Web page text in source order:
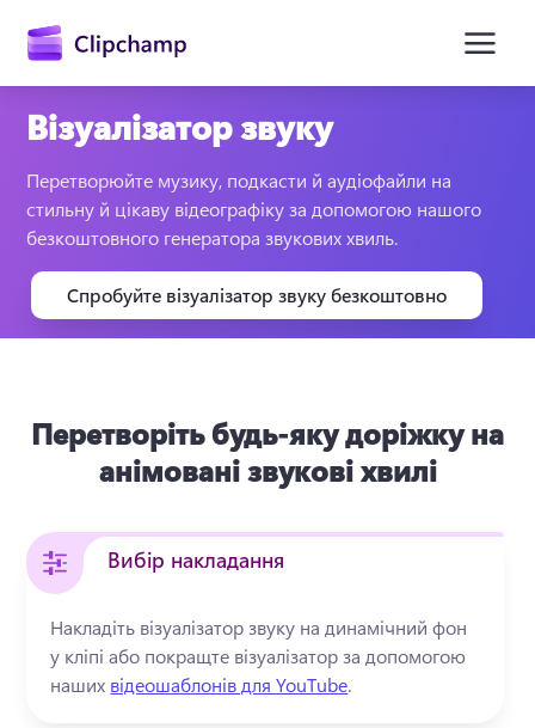
вмісту
Візуалізатор звуку
Перетворюйте музику, подкасти й аудіофайли на
стильну й цікаву відеографіку за допомогою нашого
безкоштовного генератора звукових хвиль.
Спробуйте візуалізатор звуку безкоштовно
Перетворіть будь-яку доріжку на
анімовані звукові хвилі
Вибір накладання
Накладіть візуалізатор звуку на динамічний фон
у кліпі або покращте візуалізатор за допомогою
наших відеошаблонів для YouTube.